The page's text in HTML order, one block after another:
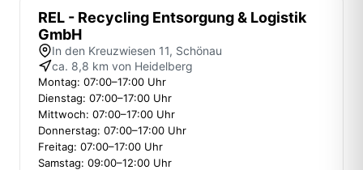
REL - Recycling Entsorgung & Logistik
GmbH
In den Kreuzwiesen 11, Schönau
ca. 8,8 km von Heidelberg
Montag: 07:00–17:00 Uhr
Dienstag: 07:00–17:00 Uhr
Mittwoch: 07:00–17:00 Uhr
Donnerstag: 07:00–17:00 Uhr
Freitag: 07:00–17:00 Uhr
Samstag: 09:00–12:00 Uhr